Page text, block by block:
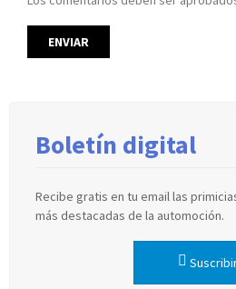
Boletín digital
Recibe gratis en tu email las
más destacadas de la automoción.